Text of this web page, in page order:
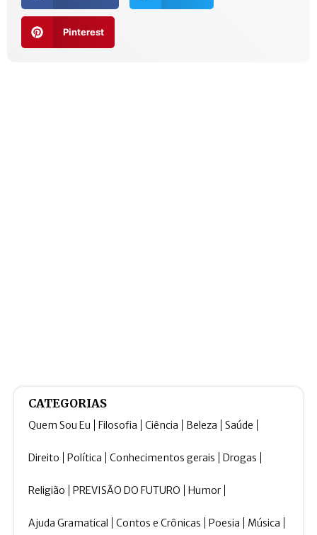
Pinterest
CATEGORIAS
Quem Sou Eu Filosofia Ciência Beleza Saúde
Direito Política Conhecimentos gerais Drogas
Religião PREVISÃO DO FUTURO Humor
Ajuda Gramatical Contos e Crônicas Poesia Música